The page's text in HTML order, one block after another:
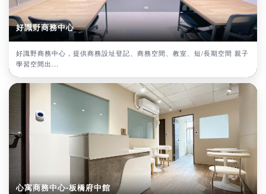
好識野商務中心
好識野商務中心，提供商務設址登記、商務空間、教室、短/長期空間 親子
學習空間出...
心寓商務中心-板橋府中館